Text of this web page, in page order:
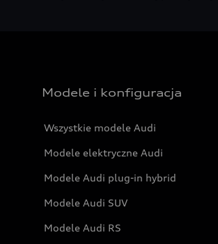
Modele i konfiguracja
Wszystkie modele Audi
Modele elektryczne Audi
Modele Audi plug-in hybrid
Modele Audi SUV
Modele Audi RS